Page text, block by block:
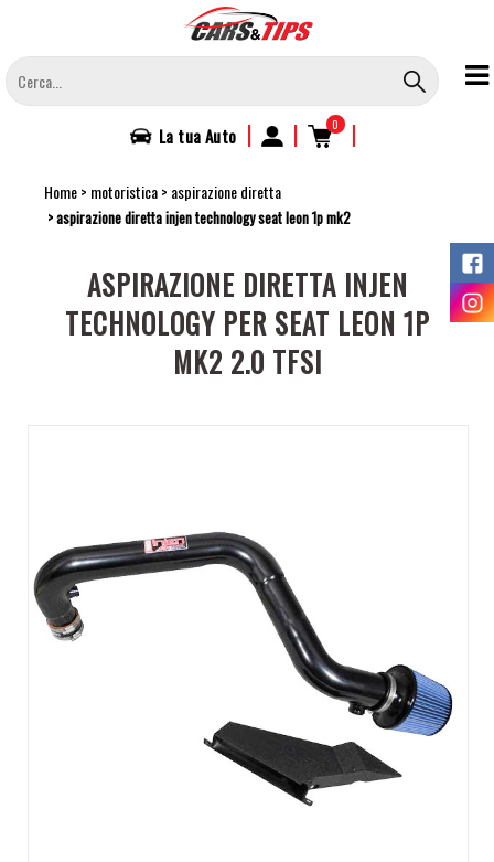
contenuto
principale
La tuaAuto | | 0 |
Home motoristica aspirazione diretta
aspirazione diretta injen technology seat leon 1p mk2
ASPIRAZIONE DIRETTA INJEN
TECHNOLOGY PER SEAT LEON 1P
MK2 2.0 TFSI